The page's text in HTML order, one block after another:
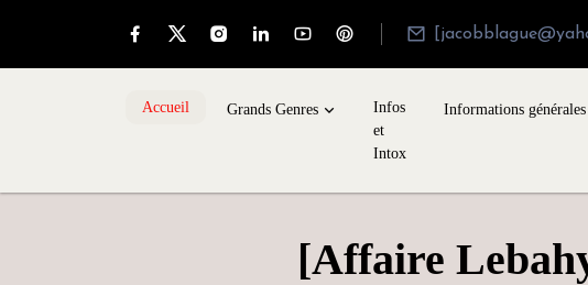
Accueil Grands Genres
Infos
et
Intox
Informations générales
[Affaire